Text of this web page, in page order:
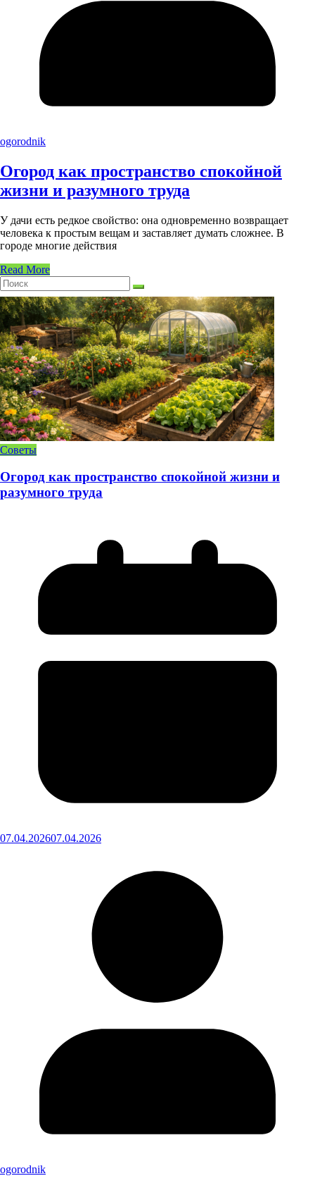
ogorodnik
Огород как пространство спокойной
жизни и разумного труда
У дачи есть редкое свойство: она одновременно возвращает
человека к простым вещам и заставляет думать сложнее. В
городе многие действия
Read More
Советы
Огород как пространство спокойной жизни и
разумного труда
07.04.202607.04.2026
ogorodnik